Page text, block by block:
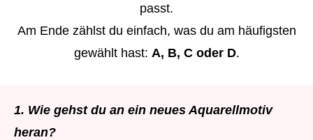
passt.
Am Ende zählst du einfach, was du am häufigsten
gewählt hast: A, B, C oder D.
1. Wie gehst du an ein neues Aquarellmotiv
heran?